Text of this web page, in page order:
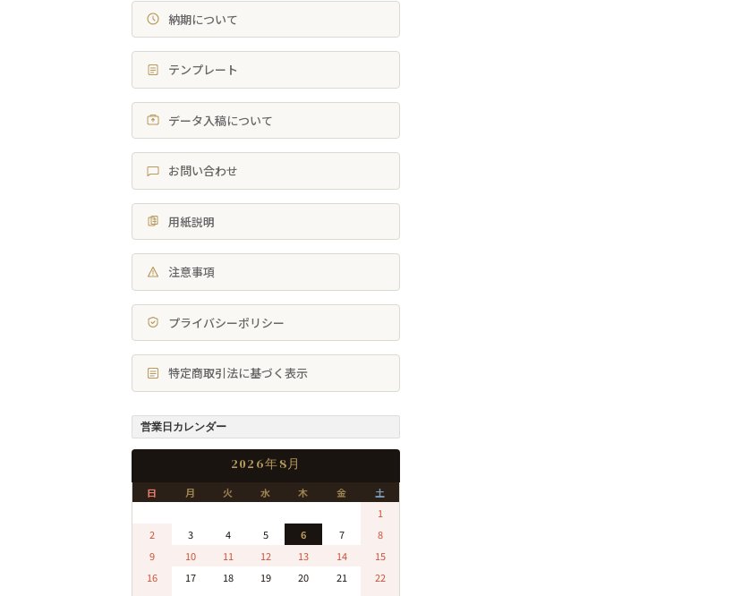
納期について
テンプレート
データ入稿について
お問い合わせ
用紙説明
注意事項
プライバシーポリシー
特定商取引法に基づく表示
営業日カレンダー
2026年8月
日 月 火 水 木 金
土
1
2
3 4 5 6 7
8
9
10 11 12 13 14
15
16
17 18 19 20 21
22